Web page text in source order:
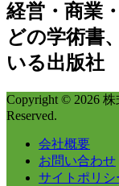
経営・商業
どの学術書
いる出版社
Copyright © 2026
Reserved.
会社概要
お問い合わせ
サイトポリシ